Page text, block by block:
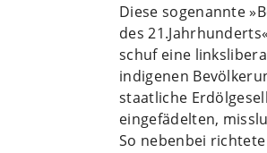
Diese sogenannte
des
schuf eine
indigenen
staatliche
eingefädelten,
So nebenbei